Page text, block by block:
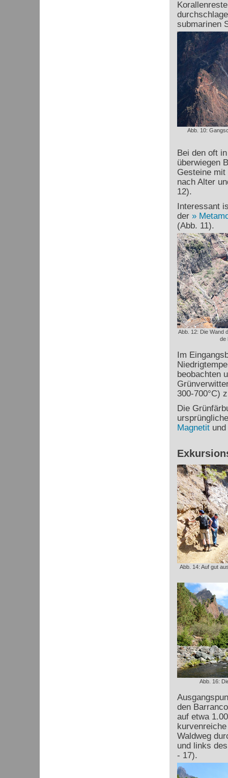
submarinen
Abb. 10:
Bei den oft
überwiegen
Gesteine
nach Alter
12).
Interessant
der
(Abb. 11).
Abb. 12: Die Wand
de
Im
beobachten
300-700°C)
Die
Magnetitund
Abb. 14: Auf gut
Abb. 16:
den
auf etwa
Waldweg
und links
- 17).